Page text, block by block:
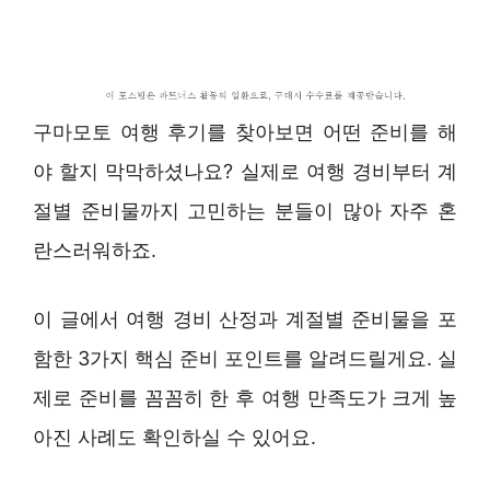
구마모토 여행 후기를 찾아보면 어떤 준비를 해
야 할지 막막하셨나요? 실제로 여행 경비부터 계
절별 준비물까지 고민하는 분들이 많아 자주 혼
란스러워하죠.
이 글에서 여행 경비 산정과 계절별 준비물을 포
함한 3가지 핵심 준비 포인트를 알려드릴게요. 실
제로 준비를 꼼꼼히 한 후 여행 만족도가 크게 높
아진 사례도 확인하실 수 있어요.